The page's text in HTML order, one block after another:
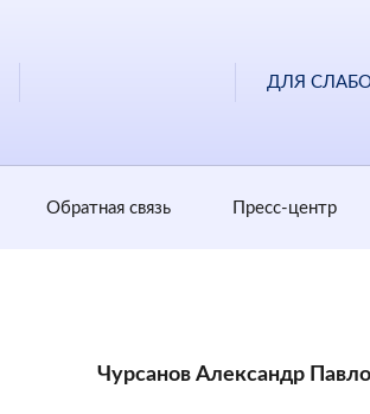
ДЛЯ
Обратная cвязь Пресс-центр
Чурсанов Александр